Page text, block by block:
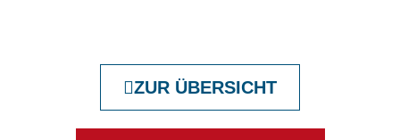
ZUR ÜBERSICHT